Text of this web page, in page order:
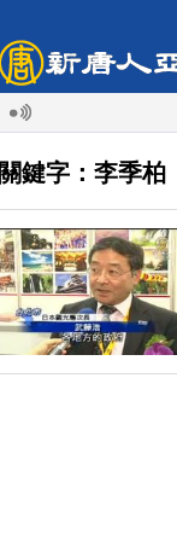
關鍵字：李季柏